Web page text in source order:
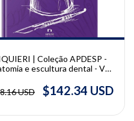
| Coleção APDESP -
e escultura dental - Vol.
USD
$142.34 USD